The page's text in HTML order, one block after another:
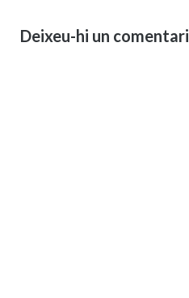
Deixeu-hi un comentari